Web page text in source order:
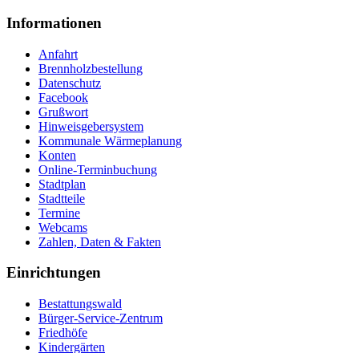
Informationen
Anfahrt
Brennholzbestellung
Datenschutz
Facebook
Grußwort
Hinweisgebersystem
Kommunale Wärmeplanung
Konten
Online-Terminbuchung
Stadtplan
Stadtteile
Termine
Webcams
Zahlen, Daten & Fakten
Einrichtungen
Bestattungswald
Bürger-Service-Zentrum
Friedhöfe
Kindergärten